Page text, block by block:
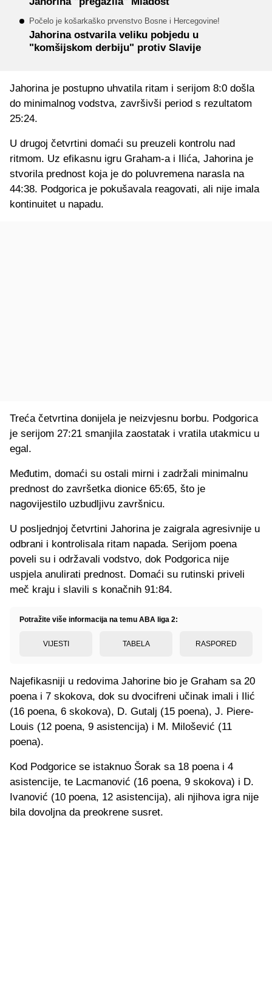
Počelo je košarkaško prvenstvo Bosne i Hercegovine!
Jahorina ostvarila veliku pobjedu u
"komšijskom derbiju" protiv Slavije
Jahorina je postupno uhvatila ritam i serijom 8:0 došla
do minimalnog vodstva, završivši period s rezultatom
25:24.
U drugoj četvrtini domaći su preuzeli kontrolu nad
ritmom. Uz efikasnu igru Graham-a i Ilića, Jahorina je
stvorila prednost koja je do poluvremena narasla na
44:38. Podgorica je pokušavala reagovati, ali nije imala
kontinuitet u napadu.
Treća četvrtina donijela je neizvjesnu borbu. Podgorica
je serijom 27:21 smanjila zaostatak i vratila utakmicu u
egal.
Međutim, domaći su ostali mirni i zadržali minimalnu
prednost do završetka dionice 65:65, što je
nagovijestilo uzbudljivu završnicu.
U posljednjoj četvrtini Jahorina je zaigrala agresivnije u
odbrani i kontrolisala ritam napada. Serijom poena
poveli su i održavali vodstvo, dok Podgorica nije
uspjela anulirati prednost. Domaći su rutinski priveli
meč kraju i slavili s konačnih 91:84.
Potražite više informacija na temu ABA liga 2:
VIJESTI TABELA RASPORED
Najefikasniji u redovima Jahorine bio je Graham sa 20
poena i 7 skokova, dok su dvocifreni učinak imali i Ilić
(16 poena, 6 skokova), D. Gutalj (15 poena), J. Piere-
Louis (12 poena, 9 asistencija) i M. Milošević (11
poena).
Kod Podgorice se istaknuo Šorak sa 18 poena i 4
asistencije, te Lacmanović (16 poena, 9 skokova) i D.
Ivanović (10 poena, 12 asistencija), ali njihova igra nije
bila dovoljna da preokrene susret.